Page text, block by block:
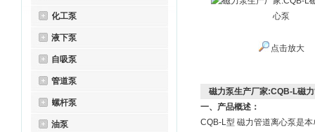
化工泵
液下泵
自吸泵
管道泵
螺杆泵
油泵
点击放大
磁力泵生产厂家:CQB-L磁
一、产品概述：
CQB-L型 磁力管道离心泵是